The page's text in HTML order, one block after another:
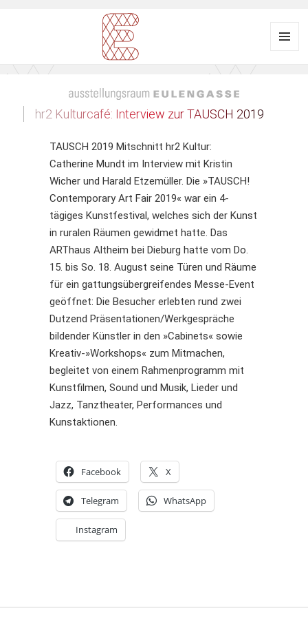
EULENGASSE
hr2 Kulturcafé: Interview zur TAUSCH 2019
TAUSCH 2019 Mitschnitt hr2 Kultur:
Catherine Mundt im Interview mit Kristin
Wicher und Harald Etzemüller. Die »TAUSCH!
Contemporary Art Fair 2019« war ein 4-
tägiges Kunstfestival, welches sich der Kunst
in ruralen Räumen gewidmet hatte. Das
ARThaus Altheim bei Dieburg hatte vom Do.
15. bis So. 18. August seine Türen und Räume
für ein gattungsübergreifendes Messe-Event
geöffnet: Die Besucher erlebten rund zwei
Dutzend Präsentationen/Werkgespräche
bildender Künstler in den »Cabinets« sowie
Kreativ-»Workshops« zum Mitmachen,
begleitet von einem Rahmenprogramm mit
Kunstfilmen, Sound und Musik, Lieder und
Jazz, Tanztheater, Performances und
Kunstaktionen.
Facebook X
Telegram WhatsApp
Instagram